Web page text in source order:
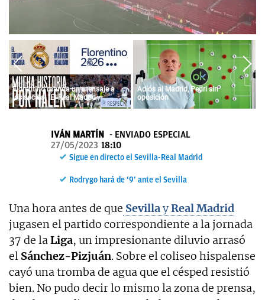
OKDIARIO
Florentino manda un mensaje a
los socios: "El Real Madrid
siempre fue vuestro y siempre lo
Adiós al Madrid, Pedri sin
oposición
IVÁN MARTÍN
ENVIADO ESPECIAL
27/05/2023 18:10
Sigue en directo el Sevilla-Real Madrid
Rodrygo hará de ‘9’ ante el Sevilla
Una hora antes de que SevillayReal Madrid
jugasen el partido correspondiente a la jornada
37 de laLiga, un impresionante diluvio arrasó
el Sánchez-Pizjuán. Sobre el coliseo hispalense
cayó una tromba de agua que el césped resistió
bien. No pudo decir lo mismo la zona de prensa,